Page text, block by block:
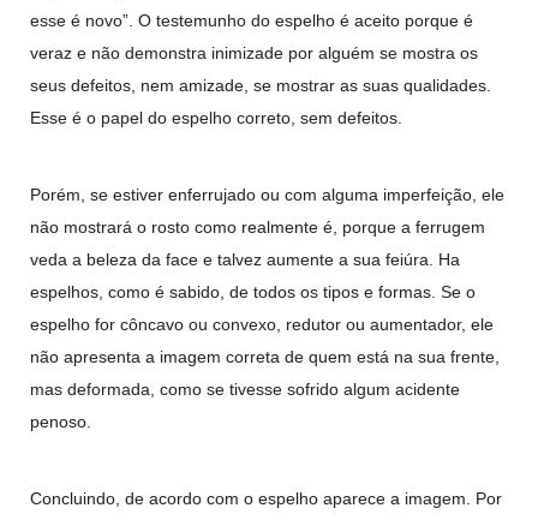
esse é novo”. O testemunho do espelho é aceito porque é
veraz e não demonstra inimizade por alguém se mostra os
seus defeitos, nem amizade, se mostrar as suas qualidades.
Esse é o papel do espelho correto, sem defeitos.
Porém, se estiver enferrujado ou com alguma imperfeição, ele
não mostrará o rosto como realmente é, porque a ferrugem
veda a beleza da face e talvez aumente a sua feiúra. Ha
espelhos, como é sabido, de todos os tipos e formas. Se o
espelho for côncavo ou convexo, redutor ou aumentador, ele
não apresenta a imagem correta de quem está na sua frente,
mas deformada, como se tivesse sofrido algum acidente
penoso.
Concluindo, de acordo com o espelho aparece a imagem. Por